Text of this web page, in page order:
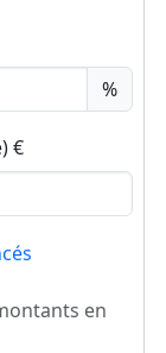
%
€
en